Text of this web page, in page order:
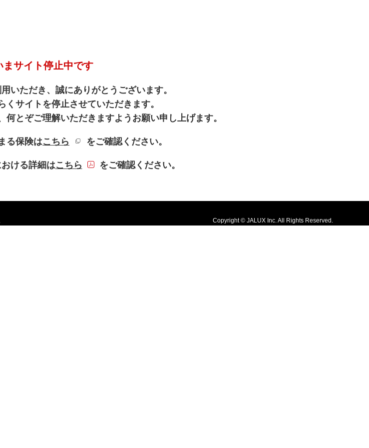
まサイト停止中です
いただき、誠にありがとうございます。
くサイトを停止させていただきます。
とぞご理解いただきますようお願い申し上げます。
る保険はこちら 新規ウィンドウを開きます
をご確認ください。
ける詳細はこちら PDFファイルが新規ウィンドウで開きます
をご確認ください。
Copyright © JALUX Inc. All Rights Reserved.